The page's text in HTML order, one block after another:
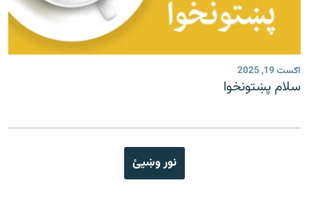
اګست 19, 2025
سلام پښتونخوا
نور وښیئ